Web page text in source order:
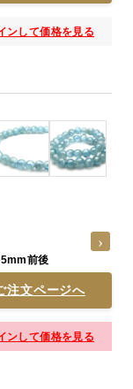
ンして価格を見る
前後
注文ページへ
ンして価格を見る